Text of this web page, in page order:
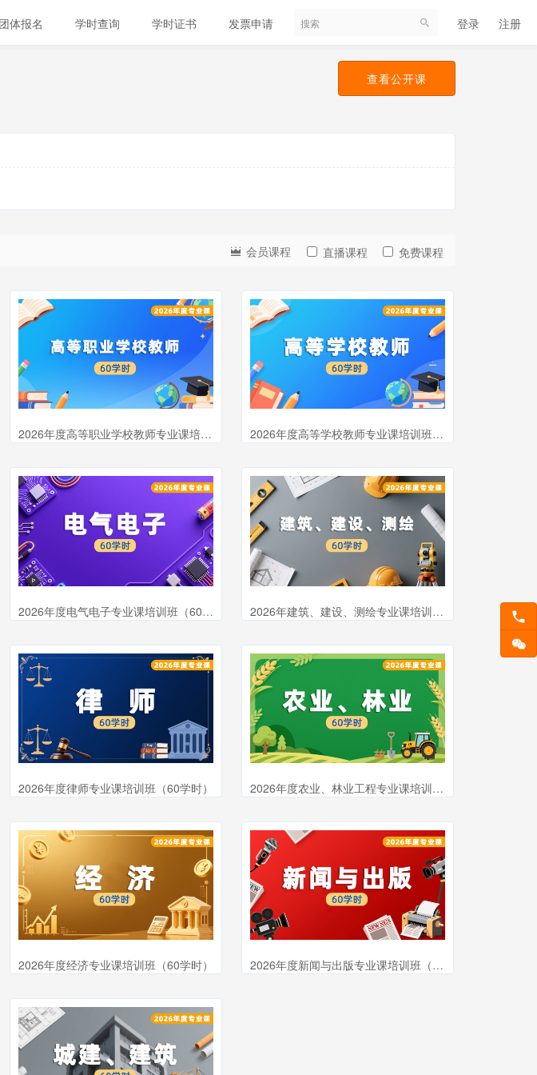
团体报名 学时查询 学时证书 发票申请 帮助中心 登录 注册
查看公开课
会员课程 直播课程 免费课程
2026年度高等职业学校教师专业课培训班（60学时） 2026年度高等学校教师专业课培训班（60学时）
2026年度电气电子专业课培训班（60课时） 2026年建筑、建设、测绘专业课培训班（60学时）
2026年度律师专业课培训班（60学时） 2026年度农业、林业工程专业课培训班（60学时）
2026年度经济专业课培训班（60学时） 2026年度新闻与出版专业课培训班（60学时）